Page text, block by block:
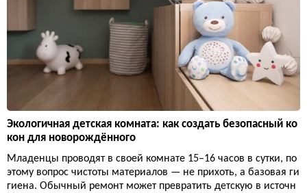
Экологичная детская комната: как создать безопасный ко
кон для новорождённого
Младенцы проводят в своей комнате 15–16 часов в сутки, по
этому вопрос чистоты материалов — не прихоть, а базовая ги
гиена. Обычный ремонт может превратить детскую в источн